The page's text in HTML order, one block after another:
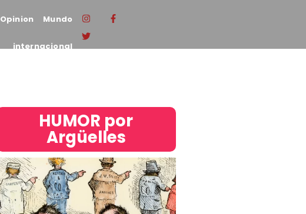
Opinion Mundo
internacional
HUMOR por
Argüelles​